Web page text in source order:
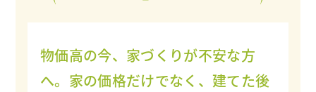
物価高の今、家づくりが不安な方
へ。家の価格だけでなく、建てた後